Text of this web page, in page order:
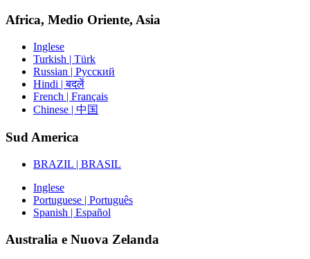
Africa, Medio Oriente, Asia
Inglese
Turkish | Türk
Russian | Русский
Hindi | बदलें
French | Français
Chinese | 中国
Sud America
BRAZIL | BRASIL
Inglese
Portuguese | Português
Spanish | Español
Australia e Nuova Zelanda